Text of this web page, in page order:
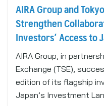
AIRA Group and
Strengthen
Investors’ Access to
AIRA Group, in
Exchange (TSE),
edition of its flagship
Japan’s Investment